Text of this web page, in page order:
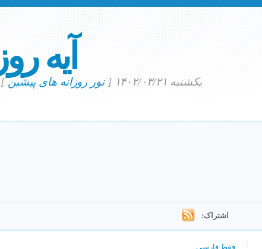
آیه روز
یکشنبه ۱۴۰۲/۰۳/۲۱ [نور روزانه های پیشین]
اشتراک:
فقط فارسی